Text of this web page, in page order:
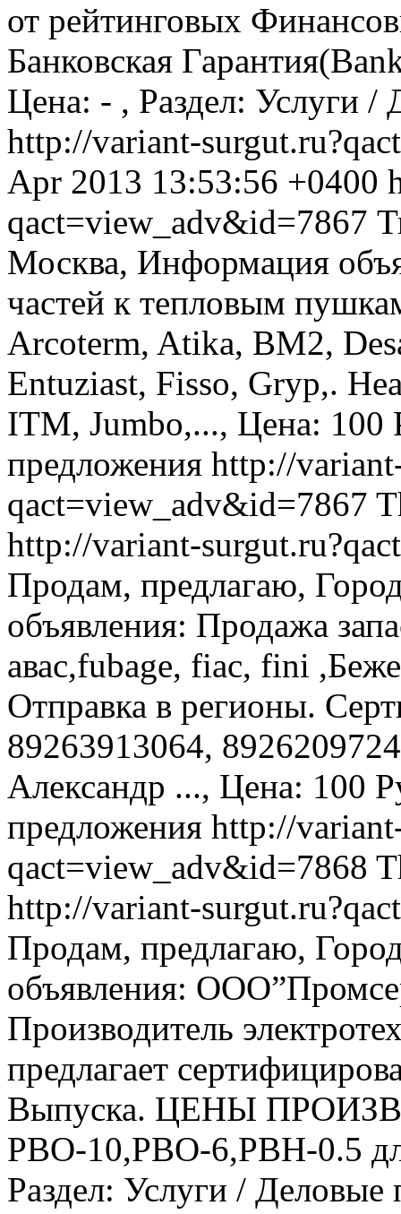
от рейтинговых
Банковская
Цена: - , Раздел: Услуги /
http://variant-
Apr 2013 13:53:56 +0400
qact=view_adv&id=7867
Москва, Информация
частей к тепловым
Arcoterm, Atika, BM2,
Entuziast, Fisso, Gryp,.
ITM, Jumbo,..., Цена: 100
предложения http://
qact=view_adv&id=7867
http://variant-
Продам, предлагаю,
объявления: Продажа
авас,fubage, fiac, fini
Отправка в регионы.
89263913064,
Александр ..., Цена: 100
предложения http://
qact=view_adv&id=7868
http://variant-
Продам, предлагаю,
объявления:
Производитель
предлагает
Выпуска. ЦЕНЫ
РВО-10,РВО-6,РВН-0.5
Раздел: Услуги / Деловые